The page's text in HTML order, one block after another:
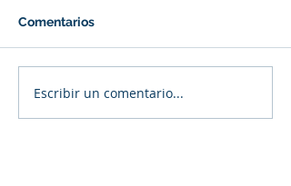
Comentarios
Escribir un comentario...